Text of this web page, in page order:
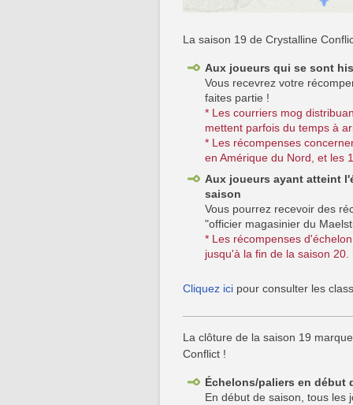
La saison 19 de Crystalline
Aux joueurs qui se sont
Vous recevrez votre
faites partie !
* Les courriers mog
mettent parfois du temps à
* Les récompenses
en Amérique du Nord, et les
Aux joueurs ayant atteint
saison
Vous pourrez recevoir des
"officier magasinier du
* Les récompenses
jusqu'à la fin de la saison
Cliquez ici pour consulter les
La clôture de la saison 19
Conflict !
Échelons/paliers en début
En début de saison, tous les